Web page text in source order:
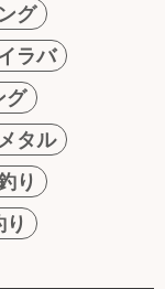
グ
ラバ
グ
タル
り